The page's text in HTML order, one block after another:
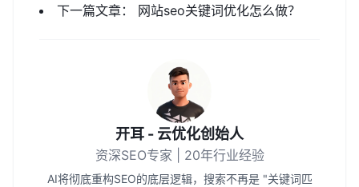
下一篇文章： 网站seo关键词优化怎么做？
开耳 - 云优化创始人
资深SEO专家 | 20年行业经验
AI将彻底重构SEO的底层逻辑，搜索不再是 "关键词匹